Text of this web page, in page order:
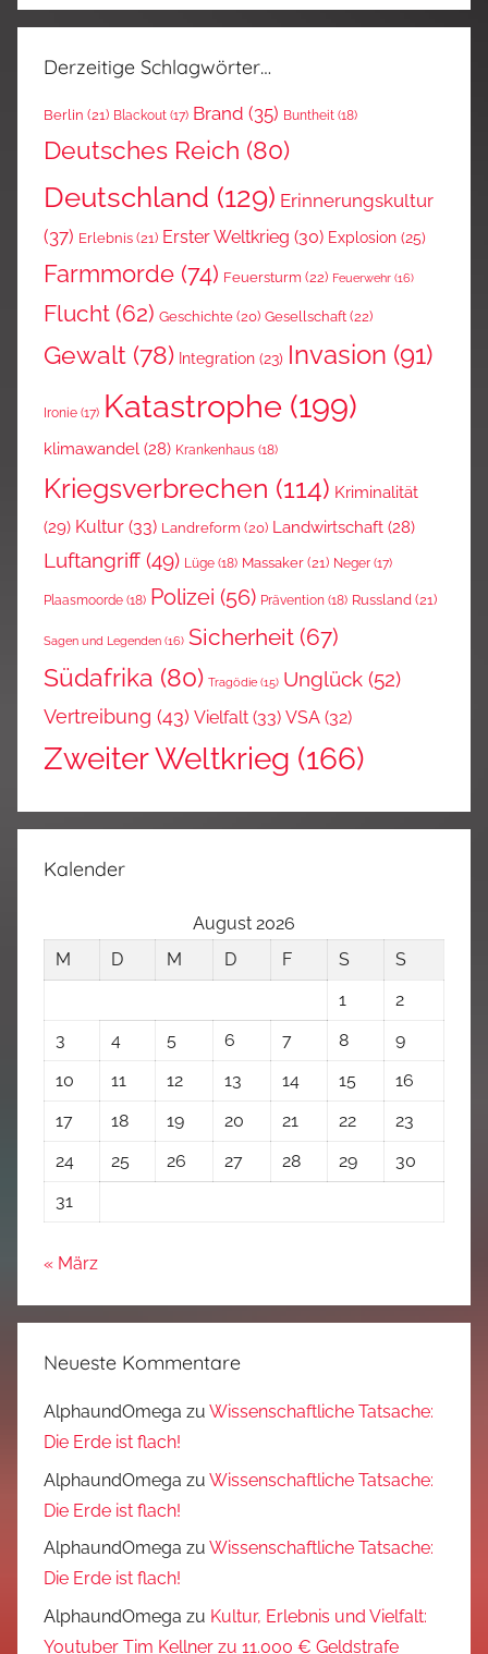
Derzeitige Schlagwörter…
Berlin (21) Blackout (17) Brand (35) Buntheit (18)
Deutsches Reich (80)
Deutschland (129) Erinnerungskultur
(37) Erlebnis (21) Erster Weltkrieg (30) Explosion (25)
Farmmorde (74) Feuersturm (22) Feuerwehr (16)
Flucht (62) Geschichte (20) Gesellschaft(22)
Gewalt (78) Integration (23) Invasion (91)
Ironie (17) Katastrophe (199)
klimawandel (28) Krankenhaus (18)
Kriegsverbrechen (114) Kriminalität
(29) Kultur (33) Landreform (20) Landwirtschaft (28)
Luftangriff (49) Lüge (18) Massaker (21) Neger (17)
Plaasmoorde (18) Polizei (56) Prävention (18) Russland (21)
Sagen und Legenden (16) Sicherheit (67)
Südafrika (80) Tragödie (15) Unglück (52)
Vertreibung (43) Vielfalt (33) VSA (32)
Zweiter Weltkrieg (166)
Kalender
August 2026
M
D M D F S
S
1
2
3
4 5 6 7 8
9
10
11 12 13 14 15
16
17
18 19 20 21 22
23
24
25 26 27 28 29
30
31
« März
Neueste Kommentare
AlphaundOmega zu Wissenschaftliche Tatsache:
Die Erde ist flach!
AlphaundOmega zu Wissenschaftliche Tatsache:
Die Erde ist flach!
AlphaundOmega zu Wissenschaftliche Tatsache:
Die Erde ist flach!
AlphaundOmega zu Kultur, Erlebnis und Vielfalt:
Youtuber Tim Kellner zu 11.000 € Geldstrafe